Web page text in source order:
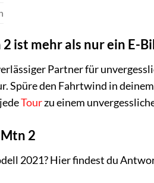
ist mehr als nur ein E-
Partner für
Spüre den Fahrtwind in
Tourzu einem
2
2021? Hier findest du